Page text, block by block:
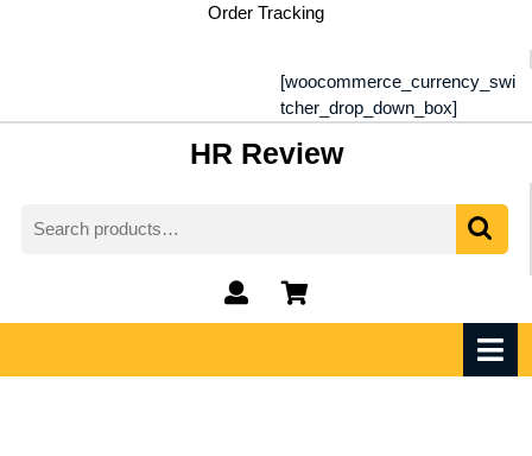
Order Tracking
[woocommerce_currency_swi
tcher_drop_down_box]
HR Review
for:
My
Account
shopping
cart